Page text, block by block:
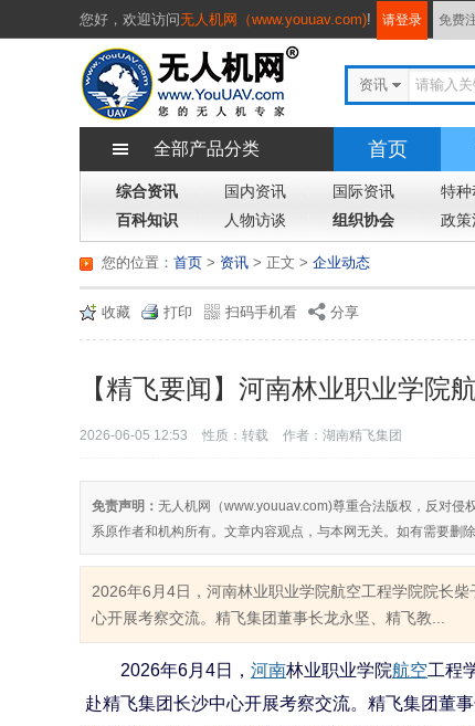
您好， 欢迎访问无人机网（www.youuav.com)! 请登录 免费
资讯
全部产品分类 首页
综合资讯 国内资讯 国际资讯 特种
百科知识
人物访谈 组织协会 政策
您的位置： 首页 > 资讯 > 企业动态
> 正文
收藏 打印 扫码手机看 分享
【精飞要闻】河南林业职业学院
2026-06-05 12:53 性质：转载 作者：湖南精飞集团
免责声明： 无人机网（www.youuav.com)尊重合法版权，反对侵
系原作者和机构所有。文章内容观点，与本网无关。如有需要删
2026年6月4日，河南林业职业学院航空工程学院院长
心开展考察交流。精飞集团董事长龙永坚、精飞教...
2026年6月4日， 河南林业职业学院航空工程
赴精飞集团长沙中心开展考察交流。精飞集团董